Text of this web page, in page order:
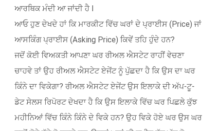
ਆਰਥਿਕ ਮੰਦੀ ਆ ਜਾਂਦੀ ਹੈ l
ਆਓ ਹੁਣ ਦੇਖਦੇ ਹਾਂ ਕਿ ਮਾਰਕੀਟ ਵਿੱਚ ਘਰਾਂ ਦੇ ਪ੍ਰਾਈਸ (Price) ਜਾਂ
ਆਸਕਿੰਗ ਪ੍ਰਾਈਸ (Asking Price) ਕਿਵੇਂ ਤਹਿ ਹੁੰਦੇ ਹਨ?
ਜਦੋਂ ਕੋਈ ਵਿਅਕਤੀ ਆਪਣਾ ਘਰ ਰੀਅਲ ਐਸਟੇਟ ਰਾਹੀਂ ਵੇਚਣਾ
ਚਾਹਵੇ ਤਾਂ ਉਹ ਰੀਅਲ ਐਸਟੇਟ ਏਜੇਂਟ ਨੂੰ ਪੁੱਛਦਾ ਹੈ ਕਿ ਉਸ ਦਾ ਘਰ
ਕਿੰਨੇ ਦਾ ਵਿਕੇਗਾ? ਰੀਅਲ ਐਸਟੇਟ ਏਜੇਂਟ ਉਸ ਇਲਾਕੇ ਦੀ ਅੱਪ-ਟੂ-
ਡੇਟ ਸੇਲਸ ਰਿਪੋਰਟ ਦੇਖਦਾ ਹੈ ਕਿ ਉਸ ਇਲਾਕੇ ਵਿੱਚ ਘਰ ਪਿਛਲੇ ਕੁੱਝ
ਮਹੀਨਿਆਂ ਵਿੱਚ ਕਿੰਨੇ ਕਿੰਨੇ ਦੇ ਵਿਕੇ ਹਨ? ਉਹ ਵਿਕੇ ਹੋਏ ਘਰ ਉਸ ਘਰ